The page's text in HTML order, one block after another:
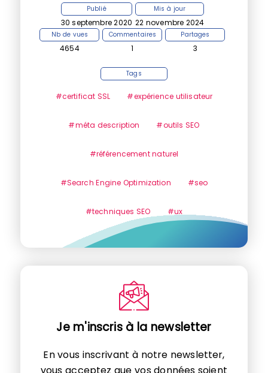
Publié
30 septembre 2020
Mis à jour
22 novembre 2024
Nb de vues
4654
Commentaires
1
Partages
3
Tags
#certificat SSL #expérience utilisateur
#méta description #outils SEO
#référencement naturel
#Search Engine Optimization #seo
#techniques SEO #ux
Je m'inscris à la newsletter
En vous inscrivant à notre newsletter,